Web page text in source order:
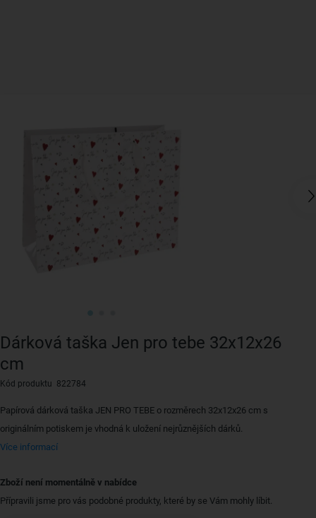
Dárková taška Jen pro tebe 32x12x26
cm
Kód produktu 822784
Papírová dárková taška JEN PRO TEBE o rozměrech 32x12x26 cm s
originálním potiskem je vhodná k uložení nejrůznějších dárků.
Více informací
Zboží není momentálně v nabídce
Přípravili jsme pro vás podobné produkty, které by se Vám mohly líbit.